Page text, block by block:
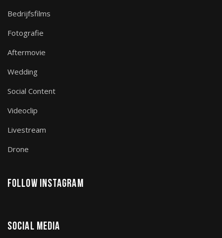
Bedrijfsfilms
Fotografie
Aftermovie
Wedding
Social Content
Videoclip
Livestream
Drone
Follow Instagram
Social Media